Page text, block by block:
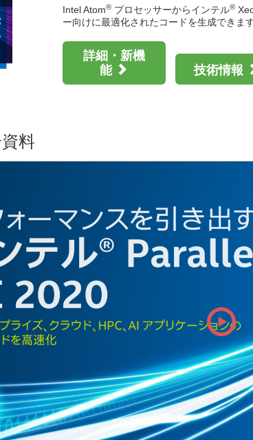
Intel Atom®プロセッサーからインテル®
ー向けに最適化されたコードを生成できます
詳細・新機
能
技術情報
料